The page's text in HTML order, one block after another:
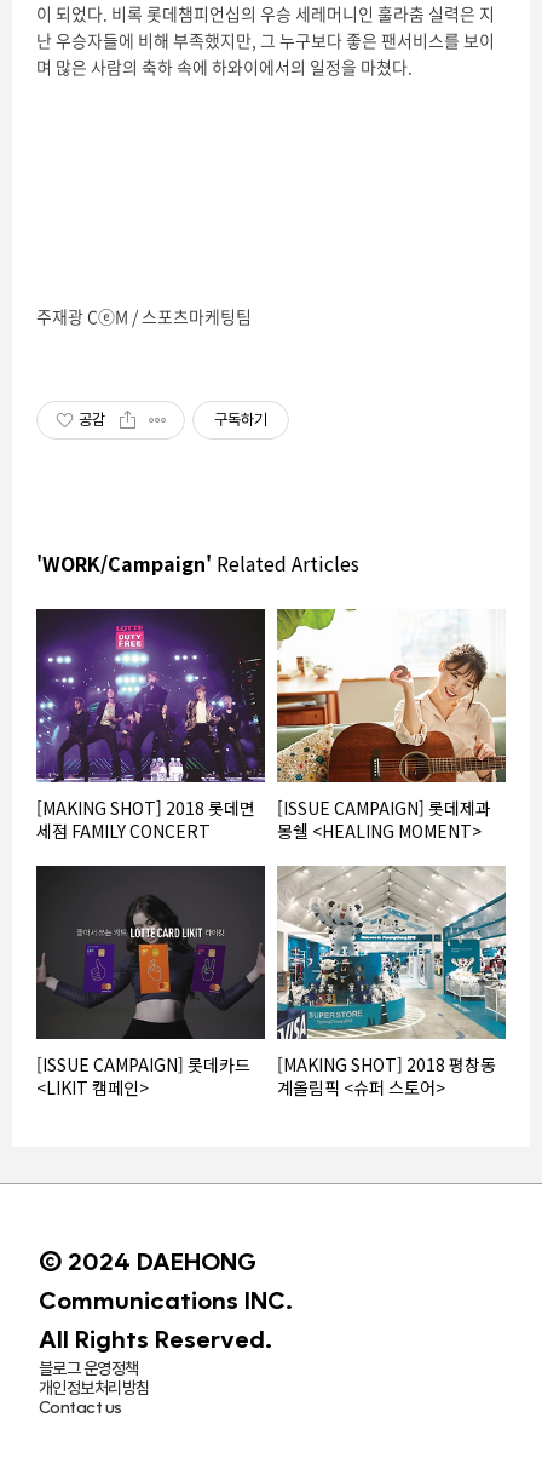
이 되었다. 비록 롯데챔피언십의 우승 세레머니인 훌라춤 실력은 지
난 우승자들에 비해 부족했지만, 그 누구보다 좋은 팬서비스를 보이
며 많은 사람의 축하 속에 하와이에서의 일정을 마쳤다.
주재광 CⓔM / 스포츠마케팅팀
공감 구독하기
'WORK/Campaign' Related Articles
[MAKING SHOT] 2018 롯데면
세점 FAMILY CONCERT
[ISSUE CAMPAIGN] 롯데제과
몽쉘 <HEALING MOMENT>
[ISSUE CAMPAIGN] 롯데카드
<LIKIT 캠페인>
[MAKING SHOT] 2018 평창동
계올림픽 <슈퍼 스토어>
© 2024 DAEHONG
Communications INC.
All Rights Reserved.
블로그 운영정책
개인정보처리방침
Contact us